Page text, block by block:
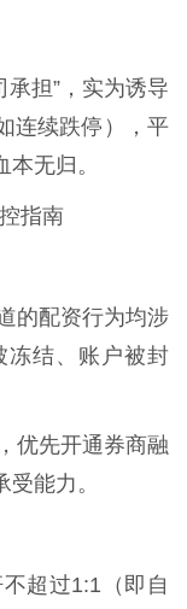
担”，实为诱导
连续跌停），平
无归。
指南
的配资行为均涉
冻结、账户被封
优先开通券商融
能力。
超过1:1（即自